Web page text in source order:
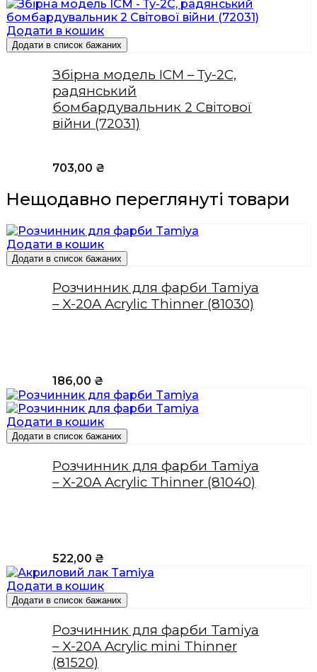
Додати в кошик
Додати в список бажаних
Збірна модель ICM – Ту-2С,
радянський
бомбардувальник 2 Світової
війни (72031)
703,00 ₴
Нещодавно переглянуті товари
Додати в кошик
Додати в список бажаних
Розчинник для фарби Tamiya
– X-20A Acrylic Thinner (81030)
186,00 ₴
Додати в кошик
Додати в список бажаних
Розчинник для фарби Tamiya
– X-20A Acrylic Thinner (81040)
522,00 ₴
Додати в кошик
Додати в список бажаних
Розчинник для фарби Tamiya
– X-20A Acrylic mini Thinner
(81520)